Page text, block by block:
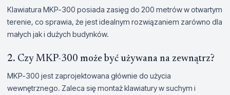
Klawiatura MKP-300 posiada zasięg do 200 metrów w otwartym
terenie, co sprawia, że jest idealnym rozwiązaniem zarówno dla
małych jak i dużych budynków.
2. Czy MKP-300 może być używana na zewnątrz?
MKP-300 jest zaprojektowana głównie do użycia
wewnętrznego. Zaleca się montaż klawiatury w suchym i